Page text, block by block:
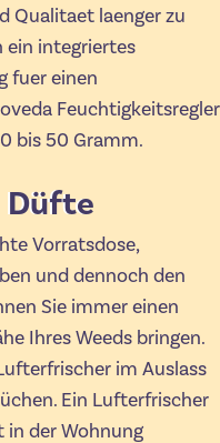
Qualitaet laenger zu
ein integriertes
fuer einen
Feuchtigkeitsregler
bis 50 Gramm.
Vorratsdose,
und dennoch den
Sie immer einen
Ihres Weeds bringen.
im Auslass
Ein Lufterfrischer
der Wohnung